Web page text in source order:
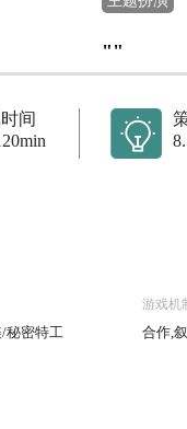
""
间
秘密特工
游戏机
合作,